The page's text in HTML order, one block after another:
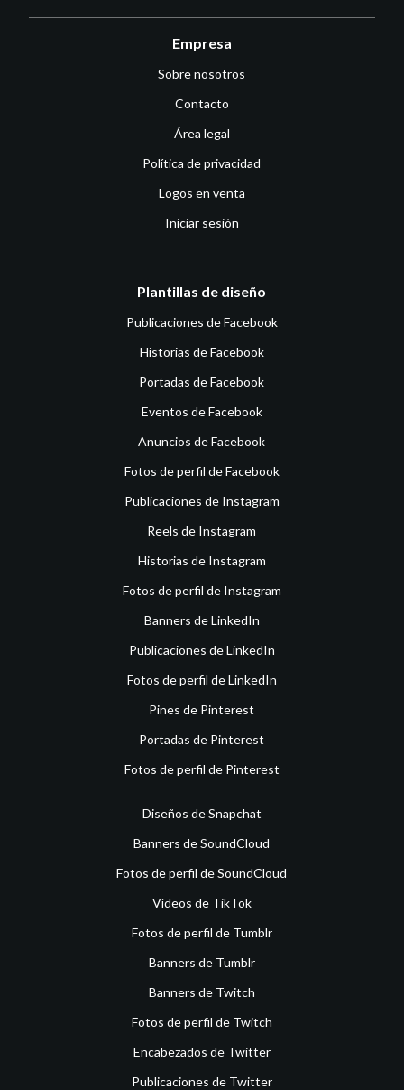
Empresa
Sobre nosotros
Contacto
Área legal
Política de privacidad
Logos en venta
Iniciar sesión
Plantillas de diseño
Publicaciones de Facebook
Historias de Facebook
Portadas de Facebook
Eventos de Facebook
Anuncios de Facebook
Fotos de perfil de Facebook
Publicaciones de Instagram
Reels de Instagram
Historias de Instagram
Fotos de perfil de Instagram
Banners de LinkedIn
Publicaciones de LinkedIn
Fotos de perfil de LinkedIn
Pines de Pinterest
Portadas de Pinterest
Fotos de perfil de Pinterest
Diseños de Snapchat
Banners de SoundCloud
Fotos de perfil de SoundCloud
Vídeos de TikTok
Fotos de perfil de Tumblr
Banners de Tumblr
Banners de Twitch
Fotos de perfil de Twitch
Encabezados de Twitter
Publicaciones de Twitter